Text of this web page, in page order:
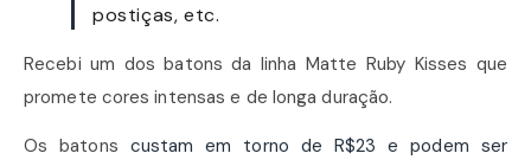
postiças, etc.
Recebi um dos batons da linha Matte Ruby Kisses que
promete cores intensas e de longa duração.
Os batons custam em torno de R$23 e podem ser